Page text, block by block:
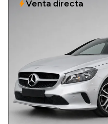
boltVenta directa